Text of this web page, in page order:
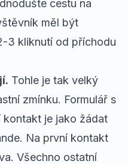
cestu na
měl být
3 kliknutí od příchodu
Tohle je tak velký
zmínku. Formulář s
je jako žádat
Na první kontakt
Všechno ostatní